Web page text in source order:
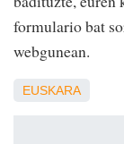
formulario bat
webgunean.
EUSKARA